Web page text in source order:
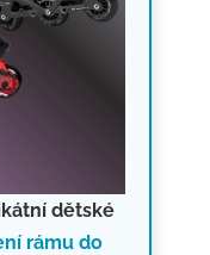
dětské
rámu do